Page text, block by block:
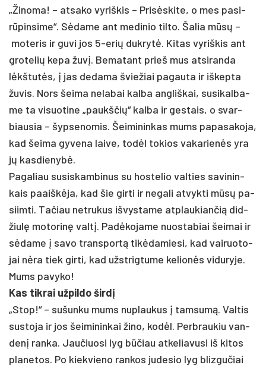
„Ži­no­ma! – at­sa­ko vy­riš­kis – Prisės­ki­te, o mes pa­si­
rūpin­si­me“. Sėda­me ant me­di­nio til­to. Ša­lia mūsų –
mo­te­ris ir gu­vi jos 5-erių duk­rytė. Ki­tas vy­riš­kis ant
gro­te­lių ke­pa žuvį. Be­ma­tant prie­š mus at­si­ran­da
lėkštutės, į jas de­da­ma švie­žiai pa­gau­ta ir iš­kep­ta
žu­vis. Nors šei­ma ne­la­bai kal­ba ang­liš­kai, su­si­kal­ba­
me ta vi­suo­ti­ne „paukš­čių“ kal­ba ir ges­tais, o svar­
biau­sia – šyp­se­nomis. Šei­mi­nin­kas mums pa­pa­sa­ko­ja,
kad šei­ma gy­ve­na lai­ve, todėl to­kios va­ka­rienės yra
jų kas­die­nybė.
Pa­ga­liau su­si­skam­bi­nus su hos­te­lio val­ties sa­vi­nin­
kais paaiškė­ja, kad šie gir­ti ir ne­ga­li at­vyk­ti mūsų pa­
siim­ti. Ta­čiau ne­tru­kus iš­vys­ta­me at­plau­kian­čią did­
žiulę mo­to­rinę valtį. Padė­ko­ja­me nuo­sta­biai šei­mai ir
sėda­me į sa­vo trans­portą tikė­da­mie­si, kad vai­ruo­to­
jai nėra tiek gir­ti, kad užst­rig­tu­me ke­lionės vi­du­ry­je.
Mums pa­vy­ko!
Kas tik­rai už­pil­do širdį
„Stop!“ – su­šun­ku mums nu­plau­kus į tam­sumą. Val­tis
su­sto­ja ir jos šei­mi­nin­kai ži­no, kodėl. Perb­rau­kiu van­
denį ran­ka. Jau­čiuo­si lyg būčiau at­ke­lia­vu­si iš ki­tos
pla­ne­tos. Po kiek­vie­no ran­kos ju­de­sio lyg bliz­gu­čiai